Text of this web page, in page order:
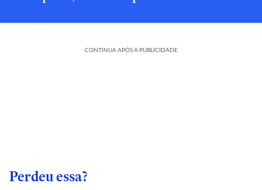
CONTINUA APÓS A PUBLICIDADE
Perdeu essa?